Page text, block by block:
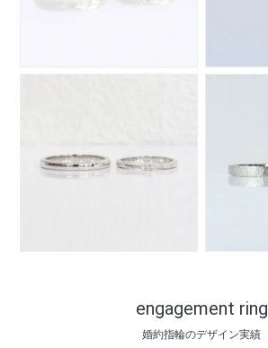
engagement ring
婚約指輪のデザイン実績